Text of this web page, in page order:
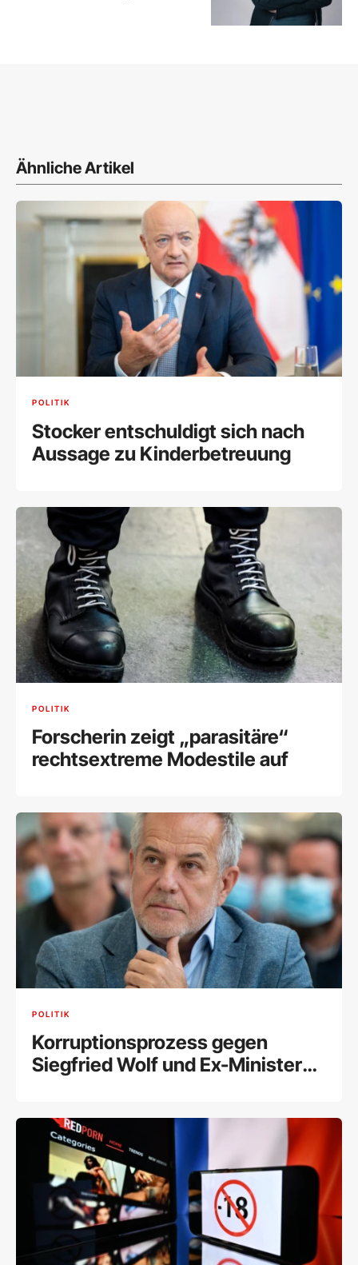
Ähnliche Artikel
POLITIK
Stocker entschuldigt sich nach
Aussage zu Kinderbetreuung
POLITIK
Forscherin zeigt „parasitäre“
rechtsextreme Modestile auf
POLITIK
Korruptionsprozess gegen
Siegfried Wolf und Ex-Minister